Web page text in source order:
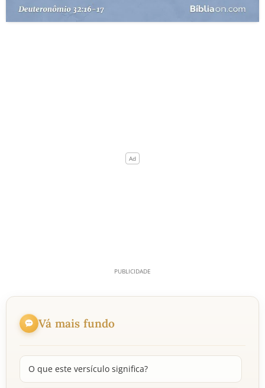
Vá mais fundo
O que este versículo significa?